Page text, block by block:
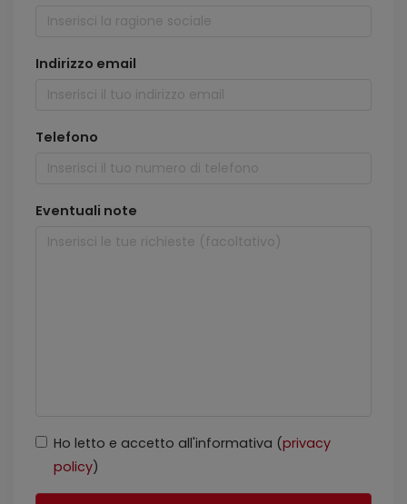
Indirizzo email
Telefono
Eventuali note
Ho letto e accetto all'informativa (privacy
policy)